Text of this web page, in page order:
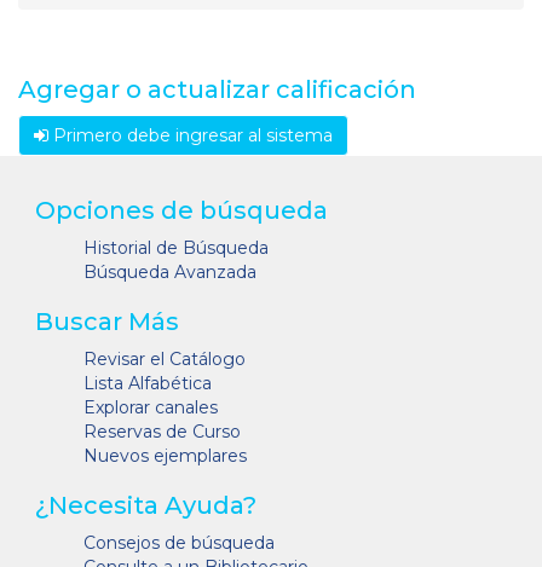
Agregar o actualizar calificación
Primero debe ingresar al sistema
Opciones de búsqueda
Historial de Búsqueda
Búsqueda Avanzada
Buscar Más
Revisar el Catálogo
Lista Alfabética
Explorar canales
Reservas de Curso
Nuevos ejemplares
¿Necesita Ayuda?
Consejos de búsqueda